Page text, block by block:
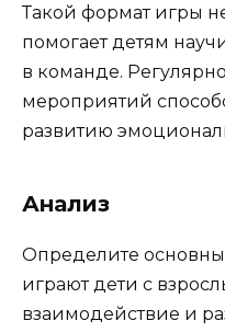
Такой формат игры
помогает детям
в команде.
мероприятий
развитию
Анализ
Определите
играют дети с
взаимодействие и